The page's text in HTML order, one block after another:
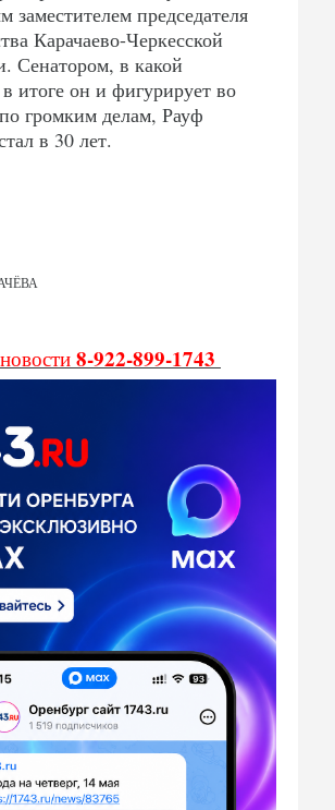
заместителем председателя
Карачаево-Черкесской
Сенатором, в какой
итоге он и фигурирует во
громким делам, Рауф
в 30 лет.
8-922-899-1743